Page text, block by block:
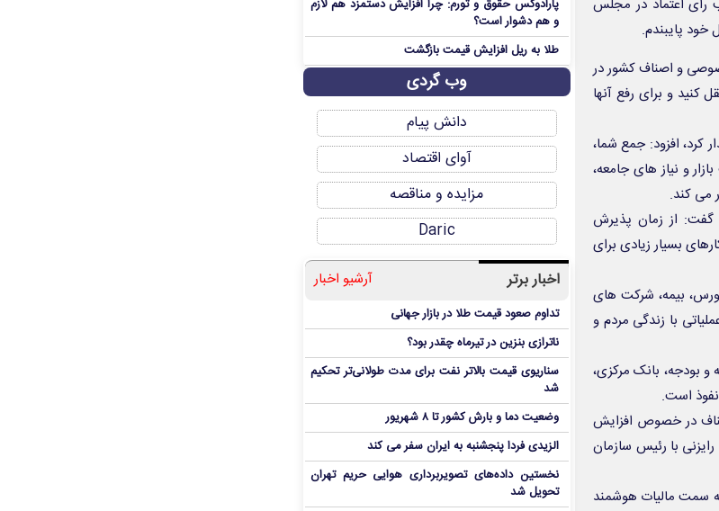
اعتماد در مجلس
پایبندم.
و اصناف کشور در
کنید و برای رفع آنها
کرد، افزود: جمع شما،
و نیاز های جامعه،
می کند.
گفت: از زمان پذیرش
بسیار زیادی برای
بیمه، شرکت های
با زندگی مردم و
و بودجه، بانک مرکزی،
است.
در خصوص افزایش
اصناف با توجه به آثار منفی جنگ ۱۲ روزه، جهت رایزنی با رئیس سازمان
سمت مالیات هوشمند
پارادوکس حقوق و تورم: چرا افزایش دستمزد هم لازم
و هم دشوار است؟
طلا به ریل افزایش قیمت بازگشت
وب گردی
دانش پیام
آوای اقتصاد
مزایده و مناقصه
Daric
اخبار برتر آرشیو اخبار
تداوم صعود قیمت طلا در بازار جهانی
ناترازی بنزین در تیرماه چقدر بود؟
سناریوی قیمت بالاتر نفت برای مدت طولانی‌تر تحکیم
شد
وضعیت دما و بارش کشور تا ۸ شهریور
الزیدی فردا پنجشنبه به ایران سفر می کند
نخستین داده‌های تصویربرداری هوایی حریم تهران
تحویل شد